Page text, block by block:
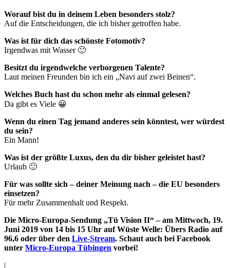
Worauf bist du in deinem Leben besonders stolz?
Auf die Entscheidungen, die ich bisher getroffen habe.
Was ist für dich das schönste Fotomotiv?
Irgendwas mit Wasser 🙂
Besitzt du irgendwelche verborgenen Talente?
Laut meinen Freunden bin ich ein „Navi auf zwei Beinen“.
Welches Buch hast du schon mehr als einmal gelesen?
Da gibt es Viele 😀
Wenn du einen Tag jemand anderes sein könntest, wer würdest
du sein?
Ein Mann!
Was ist der größte Luxus, den du dir bisher geleistet hast?
Urlaub 🙂
Für was sollte sich – deiner Meinung nach – die EU besonders
einsetzen?
Für mehr Zusammenhalt und Respekt.
Die Micro-Europa-Sendung „Tü Vision II“ – am Mittwoch, 19.
Juni 2019 von 14 bis 15 Uhr auf Wüste Welle: Übers Radio auf
96,6 oder über den Live-Stream. Schaut auch bei Facebook
unter Micro-Europa Tübingen vorbei!
|